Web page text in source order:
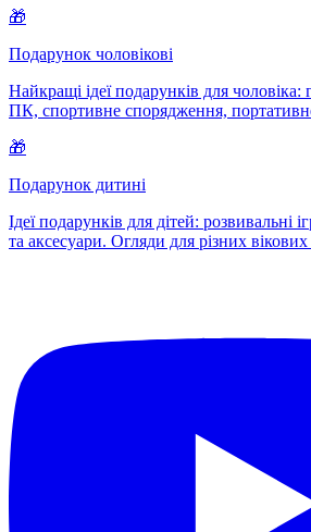
🎁
Подарунок чоловікові
Найкращі ідеї подарунків для чоловіка:
ПК, спортивне спорядження,
🎁
Подарунок дитині
Ідеї подарунків для дітей: розвивальні
та аксесуари. Огляди для різних